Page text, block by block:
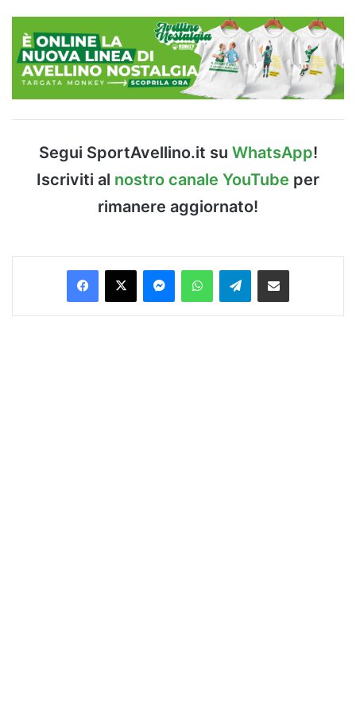
Segui SportAvellino.it su WhatsApp!
Iscriviti al nostro canale YouTube per
rimanere aggiornato!
Facebook
X MessengerWhatsAppTelegramCondividi via Email